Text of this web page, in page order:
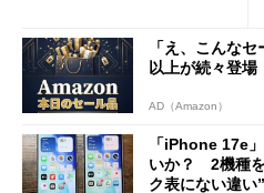
「え、こんな
以上が続々登
AD（Amazon）
「iPhone 17e
いか？ 2機種を
ク表にない違い”